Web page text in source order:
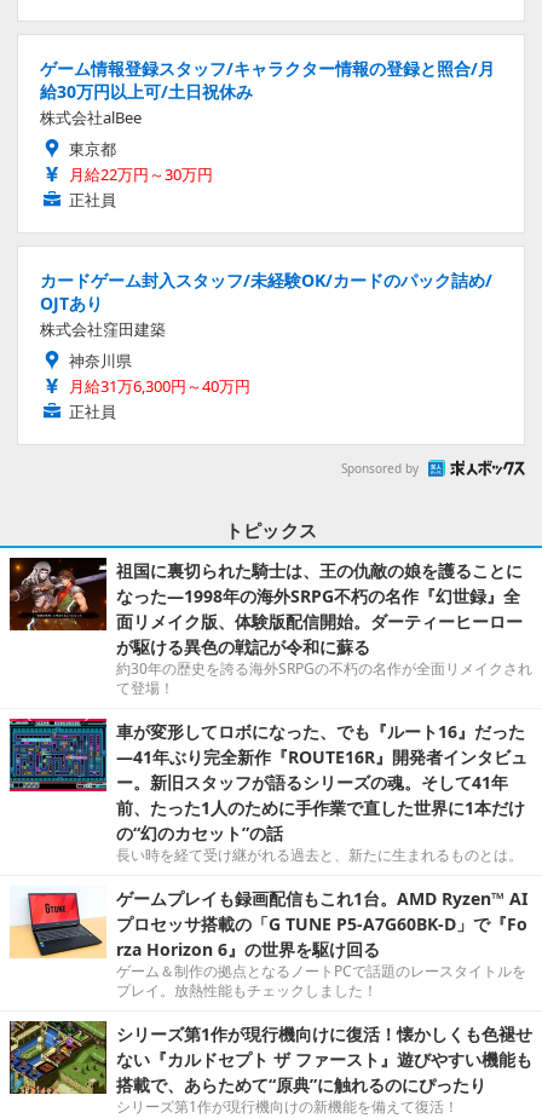
ゲーム情報登録スタッフ/キャラクター情報の登録と照合/月
給30万円以上可/土日祝休み
株式会社alBee
東京都
月給22万円～30万円
正社員
カードゲーム封入スタッフ/未経験OK/カードのパック詰め/
OJTあり
株式会社窪田建築
神奈川県
月給31万6,300円～40万円
正社員
Sponsored by
トピックス
祖国に裏切られた騎士は、王の仇敵の娘を護ることに
なった―1998年の海外SRPG不朽の名作『幻世録』全
面リメイク版、体験版配信開始。ダーティーヒーロー
が駆ける異色の戦記が令和に蘇る
約30年の歴史を誇る海外SRPGの不朽の名作が全面リメイクされ
て登場！
車が変形してロボになった、でも『ルート16』だった
―41年ぶり完全新作『ROUTE16R』開発者インタビュ
ー。新旧スタッフが語るシリーズの魂。そして41年
前、たった1人のために手作業で直した世界に1本だけ
の“幻のカセット”の話
長い時を経て受け継がれる過去と、新たに生まれるものとは。
ゲームプレイも録画配信もこれ1台。AMD Ryzen™ AI
プロセッサ搭載の「G TUNE P5-A7G60BK-D」で『Fo
rza Horizon 6』の世界を駆け回る
ゲーム＆制作の拠点となるノートPCで話題のレースタイトルを
プレイ。放熱性能もチェックしました！
シリーズ第1作が現行機向けに復活！懐かしくも色褪せ
ない『カルドセプト ザ ファースト』遊びやすい機能も
搭載で、あらためて“原典”に触れるのにぴったり
シリーズ第1作が現行機向けの新機能を備えて復活！